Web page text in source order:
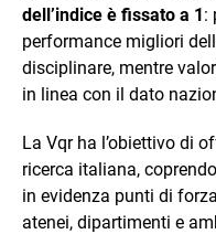
dell’indice è fissato a 1:
performance migliori
disciplinare, mentre
in linea con il dato
La Vqr ha l’obiettivo di
ricerca italiana, coprendo
in evidenza punti di
atenei, dipartimenti e